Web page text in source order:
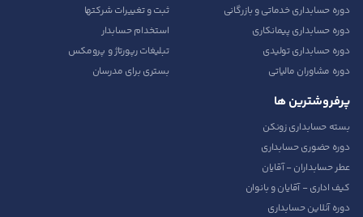
دوره حسابداری خدماتی و بازرگانی
دوره حسابداری پیمانکاری
دوره حسابداری تولیدی
دوره مشاوران مالیاتی
ثبت و تغییرات شرکتها
استخدام حسابدار
تبلیغات رپورتاژ و پرومکس
بستری برای مدرسان
پرفروشترین ها
بسته حسابداری زونکن
دوره حضوری حسابداری
عطر حسابداران - آقایان
کیف اداری - آقایان و بانوان
دوره آنلاین حسابداری